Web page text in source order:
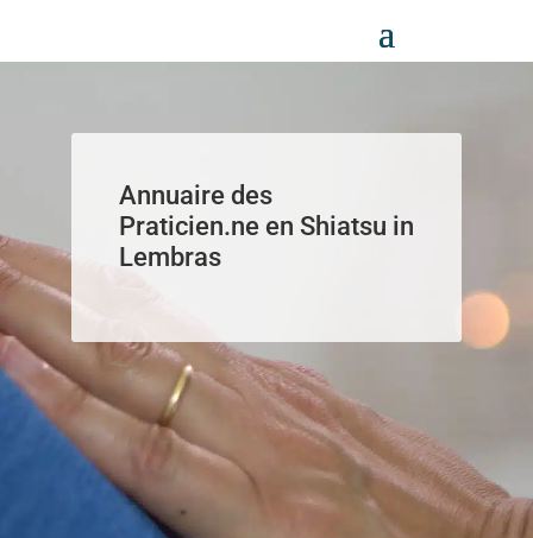
Annuaire des
Praticien.ne en Shiatsu in
Lembras